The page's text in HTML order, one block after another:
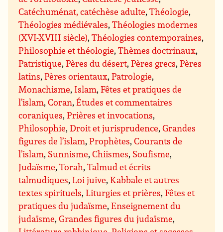
Catéchuménat, catéchèse adulte,Théologie,
Théologies médiévales,Théologies modernes
(XVI-XVIII siècle),Théologies contemporaines,
Philosophie et théologie,Thèmes doctrinaux,
Patristique,Pères du désert,Pères grecs,Pères
latins,Pères orientaux,Patrologie,
Monachisme, Islam,Fêtes et pratiques de
l’islam,Coran,Études et commentaires
coraniques,Prières et invocations,
Philosophie,Droit et jurisprudence,Grandes
figures de l’islam,Prophètes,Courants de
l’islam, Sunnisme,Chiismes, Soufisme,
Judaïsme,Torah,Talmud et écrits
talmudiques,Loi juive,Kabbale et autres
textes spirituels,Liturgies et prières,Fêtes et
pratiques du judaïsme,Enseignement du
judaïsme,Grandes figures du judaïsme,